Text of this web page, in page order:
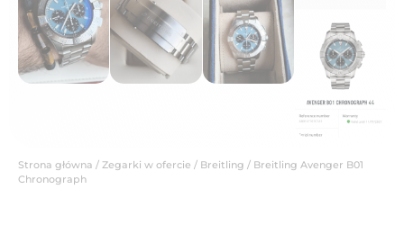
Strona główna / Zegarki w ofercie / Breitling / Breitling Avenger B01
Chronograph